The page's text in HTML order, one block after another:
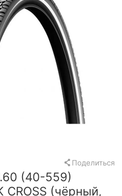
Поделиться
(40-559)
CROSS (чёрный,